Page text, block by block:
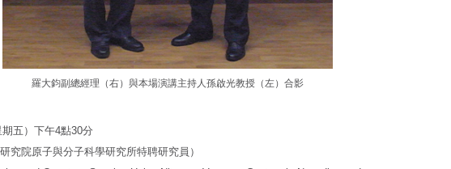
羅大鈞副總經理（右）與本場演講主持人孫啟光教授（左）合影
五）下午4點30分
究院原子與分子科學研究所特聘研究員）